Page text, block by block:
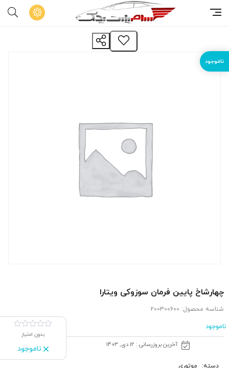
چهارشاخ پایین فرمان سوزوکی ویتارا
شناسه محصول: 200300600
ناموجود
آخرین بروزرسانی : 12 دی, 1403
بدون امتیاز
ناموجود
دسته: موتوری